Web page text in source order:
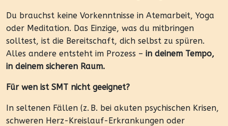
Du brauchst keine Vorkenntnisse in Atemarbeit, Yoga
oder Meditation. Das Einzige, was du mitbringen
solltest, ist die Bereitschaft, dich selbst zu spüren.
Alles andere entsteht im Prozess – in deinem Tempo,
in deinem sicheren Raum.
Für wen ist SMT nicht geeignet?
In seltenen Fällen (z. B. bei akuten psychischen Krisen,
schweren Herz-Kreislauf-Erkrankungen oder